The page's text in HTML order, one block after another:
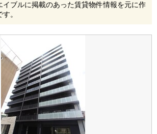
イブルに掲載のあった賃貸物件情報を元に作
。